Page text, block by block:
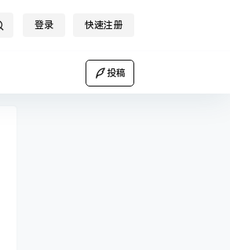
登录 快速注册
投稿